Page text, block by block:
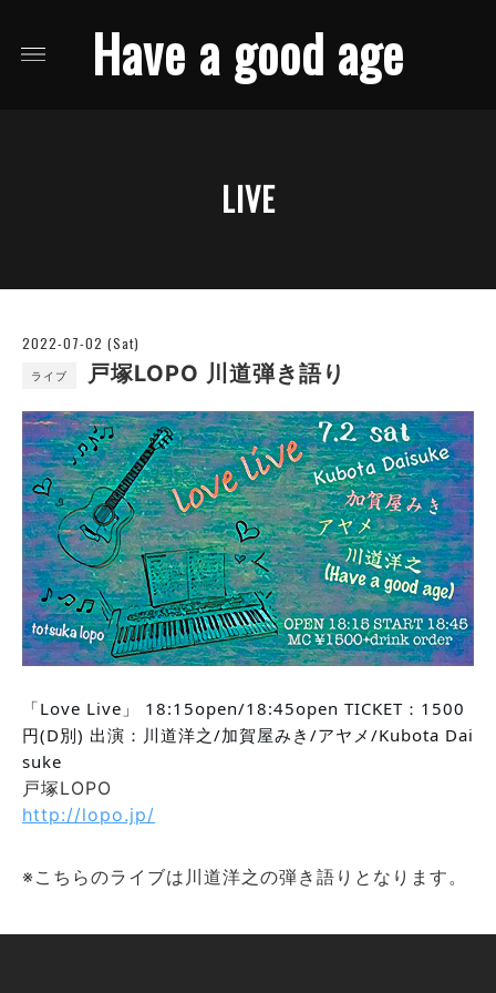
Have a good age
LIVE
2022-07-02 (Sat)
ライブ 戸塚LOPO 川道弾き語り
「Love Live」 18:15open/18:45open TICKET：1500
円(D別) 出演：川道洋之/加賀屋みき/アヤメ/Kubota Dai
suke
戸塚LOPO
http://lopo.jp/
※こちらのライブは川道洋之の弾き語りとなります。